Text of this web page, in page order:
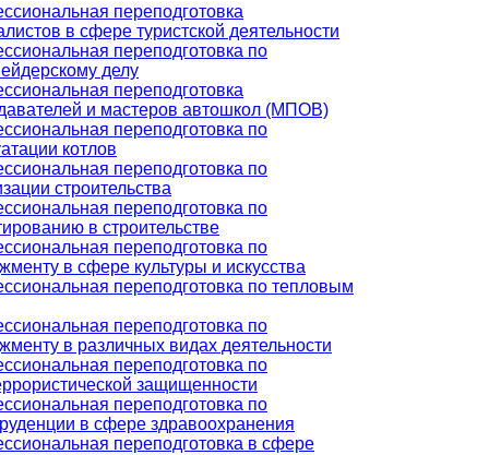
переподготовка
в сфере туристской деятельности
переподготовка по
делу
переподготовка
и мастеров автошкол (МПОВ)
переподготовка по
котлов
переподготовка по
строительства
переподготовка по
в строительстве
переподготовка по
в сфере культуры и искусства
переподготовка по тепловым
переподготовка по
в различных видах деятельности
переподготовка по
защищенности
переподготовка по
в сфере здравоохранения
переподготовка в сфере